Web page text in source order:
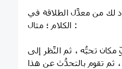
لك من معدَّل الطلاقة في
الكلام ؛ مثال :
تحبُّه ، ثم النَّظر إلى
تقوم بالتحدُّث عن هذا